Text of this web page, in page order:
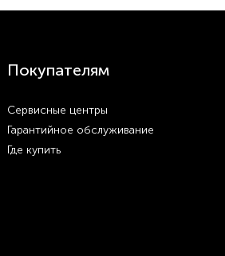
Покупателям
Сервисные центры
Гарантийное обслуживание
Где купить